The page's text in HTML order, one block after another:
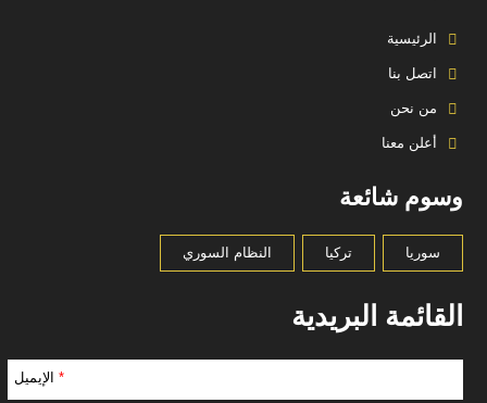
الرئيسية
اتصل بنا
من نحن
أعلن معنا
وسوم شائعة
سوريا تركيا النظام السوري
القائمة البريدية
* الإيميل